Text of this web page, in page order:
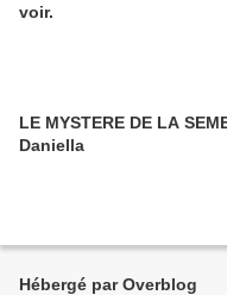
voir.
LE MYSTERE DE LA
Daniella
Hébergé par Overblog